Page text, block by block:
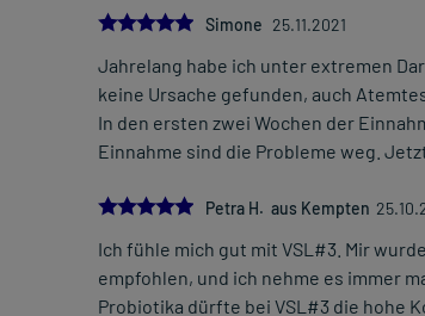
5.0
Simone 25.11.2021
Jahrelang habe ich unter extremen
keine Ursache gefunden, auch
In den ersten zwei Wochen der
Einnahme sind die Probleme weg.
5.0
Petra H. aus Kempten
Ich fühle mich gut mit VSL#3. Mir
empfohlen, und ich nehme es immer
Probiotika dürfte bei VSL#3 die hohe